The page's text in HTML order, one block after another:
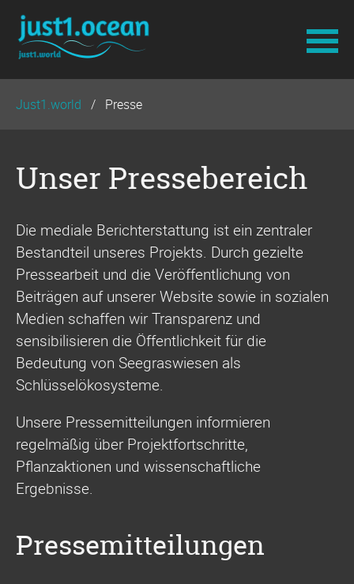
überspringen
Just1.world Presse
Unser Pressebereich
Die mediale Berichterstattung ist ein zentraler
Bestandteil unseres Projekts. Durch gezielte
Pressearbeit und die Veröffentlichung von
Beiträgen auf unserer Website sowie in sozialen
Medien schaffen wir Transparenz und
sensibilisieren die Öffentlichkeit für die
Bedeutung von Seegraswiesen als
Schlüsselökosysteme.
Unsere Pressemitteilungen informieren
regelmäßig über Projektfortschritte,
Pflanzaktionen und wissenschaftliche
Ergebnisse.
Pressemitteilungen